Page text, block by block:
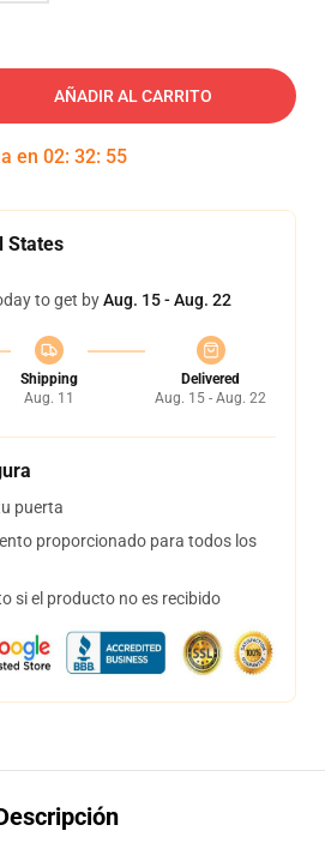
AÑADIR AL CARRITO
en 02: 32: 54
States
to get byAug. 15 - Aug. 22
Shipping
Aug. 11
Delivered
Aug. 15 - Aug. 22
puerta
proporcionado para todos los
si el producto no es recibido